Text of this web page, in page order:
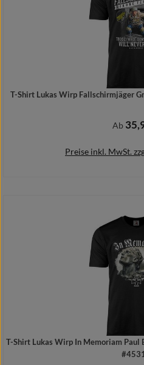
Ab
Preise inkl. MwSt.
T-Shirt Lukas Wirp In Memoriam Paul